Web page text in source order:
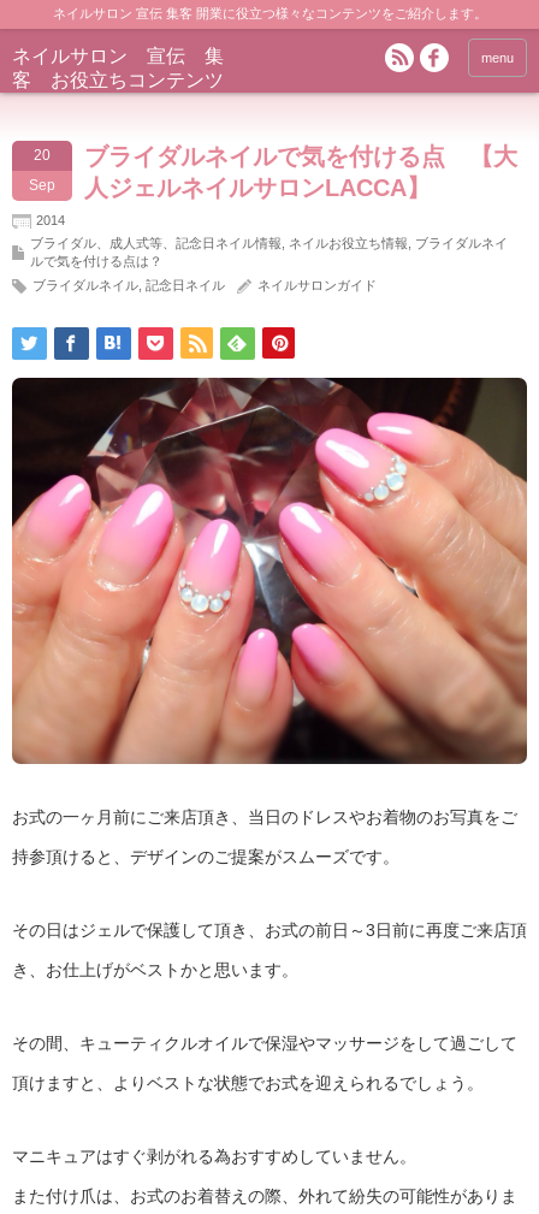
ネイルサロン 宣伝 集客 開業に役立つ様々なコンテンツをご紹介します。
ネイルサロン 宣伝 集
客 お役立ちコンテンツ
menu
20
Sep
ブライダルネイルで気を付ける点 【大
人ジェルネイルサロンLACCA】
2014
ブライダル、成人式等、記念日ネイル情報
ネイルお役立ち情報
ブライダルネイ
ルで気を付ける点は？
ブライダルネイル 記念日ネイル ネイルサロンガイド
お式の一ヶ月前にご来店頂き、当日のドレスやお着物のお写真をご
持参頂けると、デザインのご提案がスムーズです。
その日はジェルで保護して頂き、お式の前日～3日前に再度ご来店頂
き、お仕上げがベストかと思います。
その間、キューティクルオイルで保湿やマッサージをして過ごして
頂けますと、よりベストな状態でお式を迎えられるでしょう。
マニキュアはすぐ剥がれる為おすすめしていません。
また付け爪は、お式のお着替えの際、外れて紛失の可能性がありま